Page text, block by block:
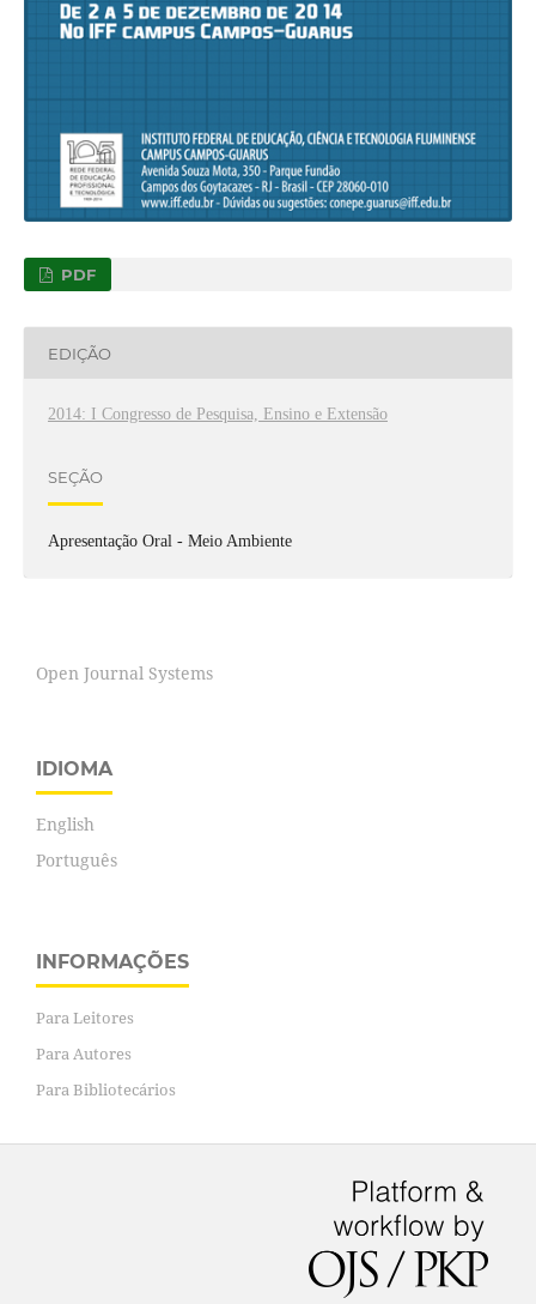
PDF
EDIÇÃO
2014: I Congresso de Pesquisa, Ensino e Extensão
SEÇÃO
Apresentação Oral - Meio Ambiente
Open Journal Systems
IDIOMA
English
Português
INFORMAÇÕES
Para Leitores
Para Autores
Para Bibliotecários